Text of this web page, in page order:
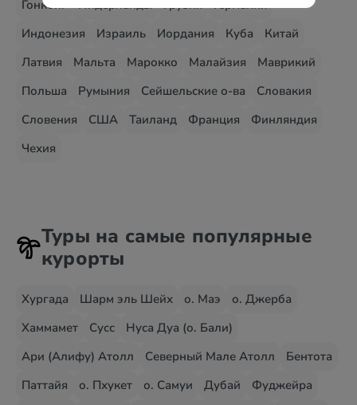
Гонконг
Нидерланды Грузия
Германия
Индонезия
Израиль Иордания Куба
Китай
Латвия
Мальта Марокко Малайзия
Маврикий
Польша
Румыния Сейшельские о-ва
Словакия
Словения
США Таиланд Франция
Финляндия
Чехия
Туры на самые популярные
курорты
Хургада Шарм эль Шейх о. Маэ
о. Джерба
Хаммамет
Сусс
Нуса Дуа (о. Бали)
Ари (Алифу) Атолл
Северный Мале Атолл
Бентота
Паттайя
о. Пхукет о. Самуи Дубай
Фуджейра